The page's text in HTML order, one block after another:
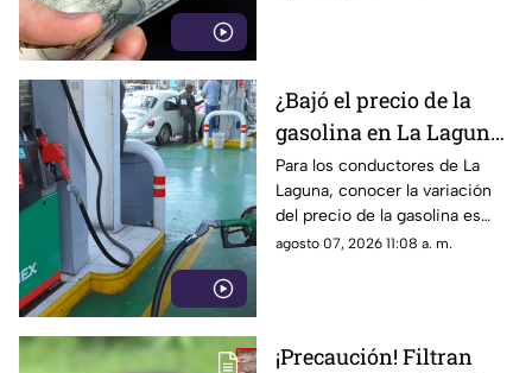
¿Bajó el precio de la
gasolina en La Laguna
HOY viernes 7 de
agosto 2026?
Para los conductores de La
Laguna, conocer la variación
del precio de la gasolina es
vital para cuidar la economía
agosto 07, 2026 11:08 a. m.
¡Precaución! Filtran